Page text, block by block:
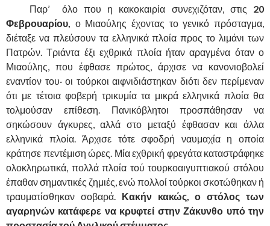
Παρ’ όλο που η κακοκαιρία συνεχιζόταν, στις 20
Φεβρουαρίου, ο Μιαούλης έχοντας το γενικό πρόσταγμα,
διέταξε να πλεύσουν τα ελληνικά πλοία προς το λιμάνι των
Πατρών. Τριάντα έξι εχθρικά πλοία ήταν αραγμένα όταν ο
Μιαούλης, που έφθασε πρώτος, άρχισε να κανονιοβολεί
εναντίον του· οι τούρκοι αιφνιδιάστηκαν διότι δεν περίμεναν
ότι με τέτοια φοβερή τρικυμία τα μικρά ελληνικά πλοία θα
τολμούσαν επίθεση. Πανικόβλητοι προσπάθησαν να
σηκώσουν άγκυρες, αλλά στο μεταξύ έφθασαν και άλλα
ελληνικά πλοία. Άρχισε τότε σφοδρή ναυμαχία η οποία
κράτησε πεντέμιση ώρες. Μία εχθρική φρεγάτα καταστράφηκε
ολοκληρωτικά, πολλά πλοία τού τουρκοαιγυπτιακού στόλου
έπαθαν σημαντικές ζημιές, ενώ πολλοί τούρκοι σκοτώθηκαν ή
τραυματίσθηκαν σοβαρά. Κακήν κακώς, ο στόλος των
αγαρηνών κατάφερε να κρυφτεί στην Ζάκυνθο υπό την